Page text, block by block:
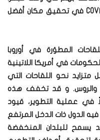
فمع التمويل الإضافي، قد تنافس COVAX في تحقيق مكان أفضل
المطوَرة في أوروبا
في أمريكا اللاتينية
متزايد نحو اللقاحات التي
والروس. و قد تخفف هذه
في عملية التطوير، قيود
الدول ذات الدخل المرتفع
يسمح للبلدان المنخفضة